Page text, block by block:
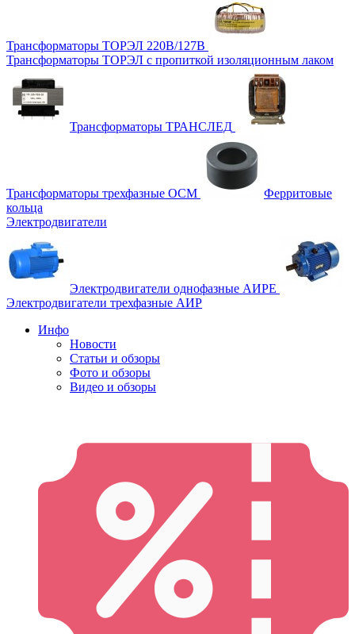
Трансформаторы ТОРЭЛ 220В/127В
Трансформаторы ТОРЭЛ с пропиткой изоляционным лаком
Трансформаторы ТРАНСЛЕД
Трансформаторы трехфазные ОСМ
Ферритовые
кольца
Электродвигатели
Электродвигатели однофазные АИРЕ
Электродвигатели трехфазные АИР
Инфо
Новости
Статьи и обзоры
Фото и обзоры
Видео и обзоры